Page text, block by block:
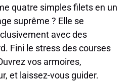
quatre simples filets en un
suprême ? Elle se
avec des
Fini le stress des courses
vos armoires,
et laissez-vous guider.